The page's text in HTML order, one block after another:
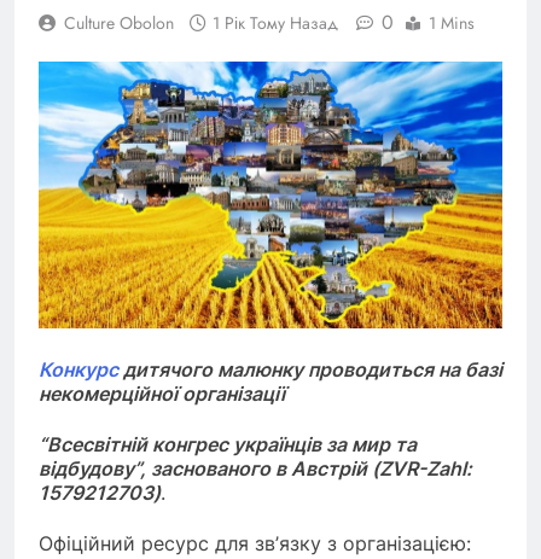
Culture Obolon 1 Рік Тому Назад 0 1 Mins
Конкурсдитячого малюнку проводиться на базі
некомерційної організації
“Всесвітній конгрес українців за мир та
відбудову”, заснованого в Австрій (ZVR-Zahl:
1579212703).
Офіційний ресурс для зв’язку з організацією: